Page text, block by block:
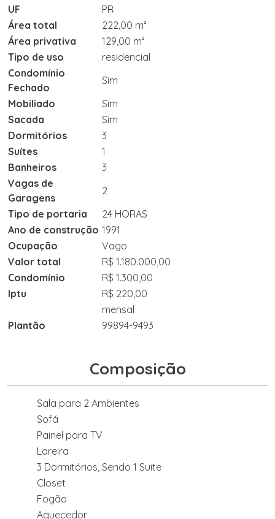
UF
PR
Área total
222,00 m²
Área privativa
129,00 m²
Tipo de uso
residencial
Condomínio
Fechado
Sim
Mobiliado
Sim
Sacada
Sim
Dormitórios
3
Suítes
1
Banheiros
3
Vagas de
Garagens
2
Tipo de portaria
24 HORAS
Ano de construção 1991
Ocupação
Vago
Valor total
R$ 1.180.000,00
Condomínio
R$ 1.300,00
Iptu
R$ 220,00
mensal
Plantão
99894-9493
Composição
Sala para 2 Ambientes
Sofá
Painel para TV
Lareira
3 Dormitórios, Sendo 1 Suite
Closet
Fogão
Aquecedor